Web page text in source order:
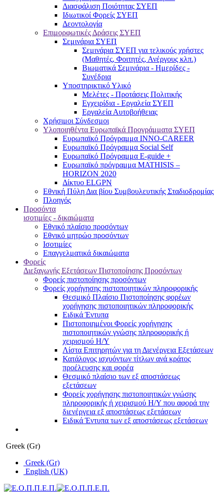
Διασφάλιση Ποιότητας ΣΥΕΠ
Ιδιωτικοί Φορείς ΣΥΕΠ
Δεοντολογία
Επιμορφωτικές Δράσεις ΣΥΕΠ
Σεμινάρια ΣΥΕΠ
Σεμινάρια ΣΥΕΠ για τελικούς χρήστες
(Μαθητές, Φοιτητές, Ανέργους κλπ.)
Βιωματικά Σεμινάρια - Ημερίδες -
Συνέδρια
Υποστηρικτικό Υλικό
Μελέτες - Προτάσεις Πολιτικής
Εγχειρίδια - Εργαλεία ΣΥΕΠ
Εργαλεία Αυτοβοήθειας
Χρήσιμοι Σύνδεσμοι
Υλοποιηθέντα Ευρωπαϊκά Προγράμματα ΣΥΕΠ
Ευρωπαϊκό Πρόγραμμα INNO-CAREER
Ευρωπαϊκό Πρόγραμμα Social Self
Ευρωπαϊκό Πρόγραμμα E-guide +
Ευρωπαϊκό πρόγραμμα MATHISIS –
HORIZON 2020
Δίκτυο ELGPN
Εθνική Πύλη Δια βίου Συμβουλευτικής Σταδιοδρομίας
Πλοηγός
Προσόντα
ισοτιμίες - δικαιώματα
Εθνικό πλαίσιο προσόντων
Εθνικό μητρώο προσόντων
Ισοτιμίες
Επαγγελματικά δικαιώματα
Φορείς
Διεξαγωγής Εξετάσεων Πιστοποίησης Προσόντων
Φορείς πιστοποίησης προσόντων
Φορείς χορήγησης πιστοποιητικών πληροφορικής
Θεσμικό Πλαίσιο Πιστοποίησης φορέων
χορήγησης πιστοποιητικών πληροφορικής
Ειδικά Έντυπα
Πιστοποιημένοι Φορείς χορήγησης
πιστοποιητικών γνώσης πληροφορικής ή
χειρισμού Η/Υ
Λίστα Επιτηρητών για τη Διενέργεια Εξετάσεων
Κατάλογος ισχυόντων τίτλων ανά κράτος
προέλευσης και φορέα
Θεσμικό πλαίσιο των εξ αποστάσεως
εξετάσεων
Φορείς χορήγησης πιστοποιητικών γνώσης
πληροφορικής ή χειρισμού Η/Υ που αφορά την
διενέργεια εξ αποστάσεως εξετάσεων
Ειδικά Έντυπα των εξ αποστάσεως εξετάσεων
Greek (Gr)
Greek (Gr)
English (UK)